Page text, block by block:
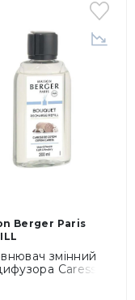
Berger Paris
змінний
Caresse